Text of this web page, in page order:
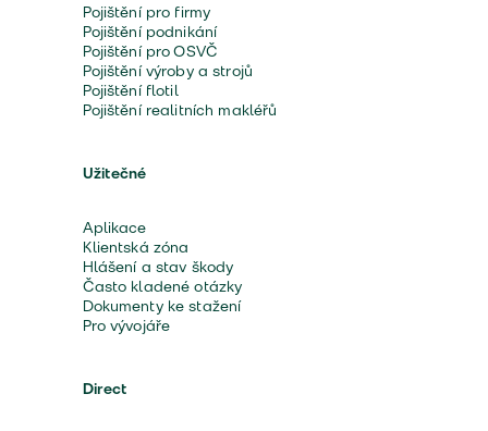
Pojištění pro firmy
Pojištění podnikání
Pojištění pro OSVČ
Pojištění výroby a strojů
Pojištění flotil
Pojištění realitních makléřů
Užitečné
Aplikace
Klientská zóna
Hlášení a stav škody
Často kladené otázky
Dokumenty ke stažení
Pro vývojáře
Direct